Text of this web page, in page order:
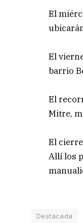
El
El
barrio
El
Mitre,
El
Allí los
Destacada